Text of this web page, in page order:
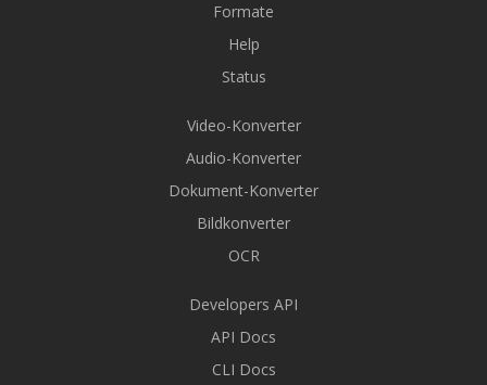
Formate
Help
Status
Video-Konverter
Audio-Konverter
Dokument-Konverter
Bildkonverter
OCR
Developers API
API Docs
CLI Docs